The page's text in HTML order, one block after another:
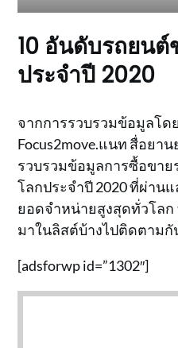
10 อันดับรถยน
ประจำปี 2020
จากการรวบรวมข้อมูลโด
Focus2move.แนท สื่อย
รวบรวมข้อมูลการซื้อขา
โลกประจำปี 2020 ที่ผ่าน
ยอดจำหน่ายสูงสุดทั่วโล
มาในลิสต์บ้างไปติดตามกั
[adsforwp id=”1302″]